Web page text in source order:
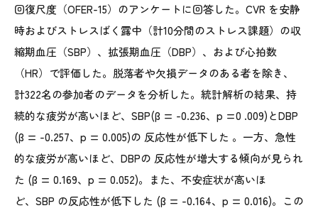
回復尺度（OFER-15）のアンケートに回答した。 CVR を安静
時およびストレスばく露中（計10分間のストレス課題）の収
縮期血圧（SBP）、拡張期血圧（DBP）、および心拍数
（HR）で評価した。脱落者や欠損データのある者を除き、
計322名の参加者のデータを分析した。統計解析の結果、持
続的な疲労が高いほど、 SBP(β = -0.236、 p =0 .009)とDBP
(β = -0.257、 p = 0.005)の 反応性が低下した 。一方、急性
的な疲労が高いほど、DBPの 反応性が増大する傾向が見られ
た (β = 0.169、 p = 0.052)。また、不安症状が高いほ
ど、 SBP の反応性が低下した (β = -0.164、 p = 0.016)。この